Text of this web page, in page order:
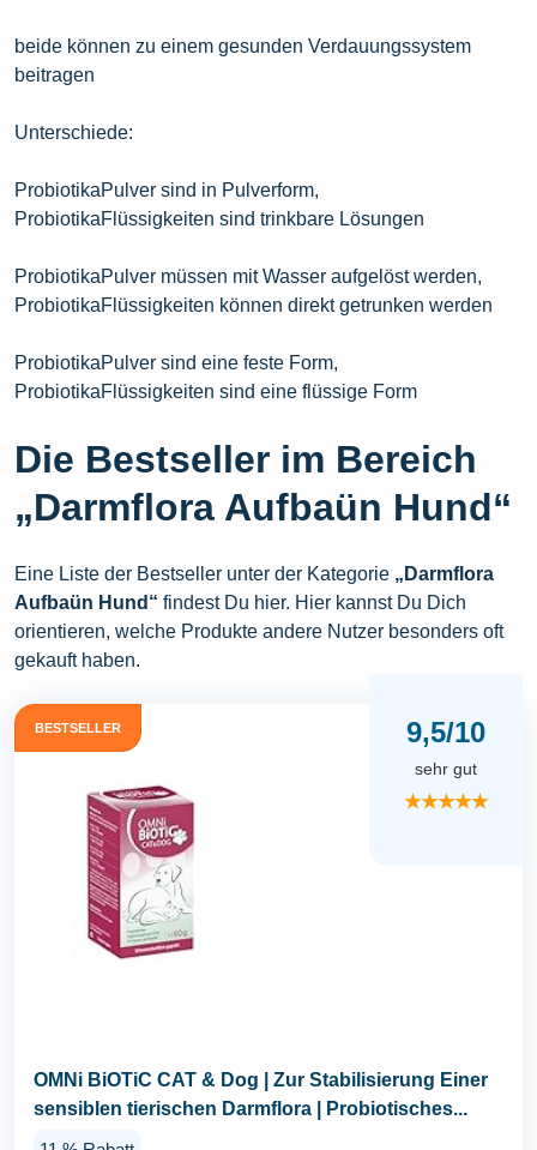
beide können zu einem gesunden Verdauungssystem
beitragen
Unterschiede:
ProbiotikaPulver sind in Pulverform,
ProbiotikaFlüssigkeiten sind trinkbare Lösungen
ProbiotikaPulver müssen mit Wasser aufgelöst werden,
ProbiotikaFlüssigkeiten können direkt getrunken werden
ProbiotikaPulver sind eine feste Form,
ProbiotikaFlüssigkeiten sind eine flüssige Form
Die Bestseller im Bereich
„Darmflora Aufbaün Hund“
Eine Liste der Bestseller unter der Kategorie „Darmflora
Aufbaün Hund“ findest Du hier. Hier kannst Du Dich
orientieren, welche Produkte andere Nutzer besonders oft
gekauft haben.
BESTSELLER 9,5/10
sehr gut
★★★★★
OMNi BiOTiC CAT & Dog | Zur Stabilisierung Einer
sensiblen tierischen Darmflora | Probiotisches...